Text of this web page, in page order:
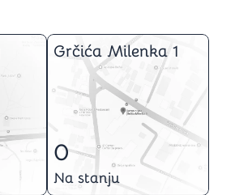
Grčića Milenka 1
0
Na stanju